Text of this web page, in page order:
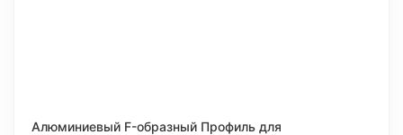
Алюминиевый F-образный Профиль для